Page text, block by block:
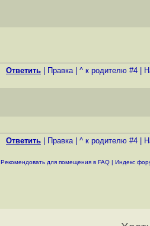
Ответить Правка| ^ к родителю #4
Ответить Правка| ^ к родителю #4
Рекомендовать для помещения в FAQ | Индекс